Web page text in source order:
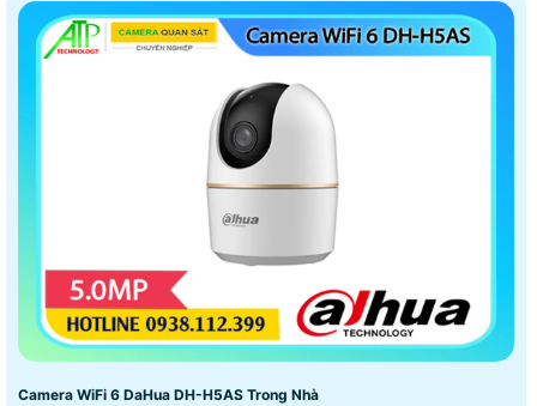
Camera WiFi 6 DaHua DH-H5AS Trong Nhà